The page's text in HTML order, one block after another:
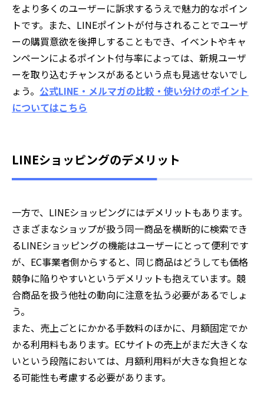
をより多くのユーザーに訴求するうえで魅力的なポイン
トです。また、LINEポイントが付与されることでユーザ
ーの購買意欲を後押しすることもでき、イベントやキャ
ンペーンによるポイント付与率によっては、新規ユーザ
ーを取り込むチャンスがあるという点も見逃せないでし
ょう。 公式LINE・メルマガの比較・使い分けのポイント
についてはこちら
LINEショッピングのデメリット
一方で、LINEショッピングにはデメリットもあります。
さまざまなショップが扱う同一商品を横断的に検索でき
るLINEショッピングの機能はユーザーにとって便利です
が、EC事業者側からすると、同じ商品はどうしても価格
競争に陥りやすいというデメリットも抱えています。競
合商品を扱う他社の動向に注意を払う必要があるでしょ
う。
また、売上ごとにかかる手数料のほかに、月額固定でか
かる利用料もあります。ECサイトの売上がまだ大きくな
いという段階においては、月額利用料が大きな負担とな
る可能性も考慮する必要があります。